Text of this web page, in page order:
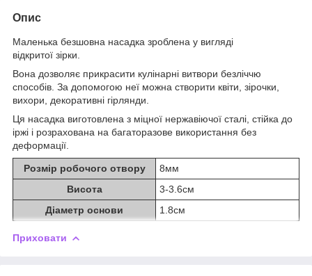
Опис
Маленька безшовна насадка зроблена у вигляді
відкритої зірки.
Вона дозволяє прикрасити кулінарні витвори безліччю
способів. За допомогою неї можна створити квіти, зірочки,
вихори, декоративні гірлянди.
Ця насадка виготовлена з міцної нержавіючої сталі, стійка до
іржі і розрахована на багаторазове використання без
деформації.
Розмір робочого отвору
8мм
Висота
3-3.6см
Діаметр основи
1.8см
Приховати